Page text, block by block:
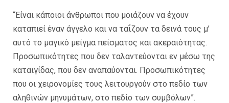
“Είναι κάποιοι άνθρωποι που μοιάζουν να έχουν
καταπιεί έναν άγγελο και να ταΐζουν τα δεινά τους μ’
αυτό το μαγικό μείγμα πείσματος και ακεραιότητας.
Προσωπικότητες που δεν ταλαντεύονται εν μέσω της
καταιγίδας, που δεν αναπαύονται. Προσωπικότητες
που οι χειρονομίες τους λειτουργούν στο πεδίο των
αληθινών μηνυμάτων, στο πεδίο των συμβόλων”.